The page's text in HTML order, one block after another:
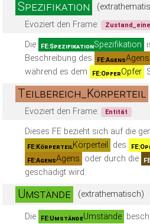
Spezifikation
Evoziert den Frame:
Die FE:SpezifikationSpezifikation
Beschreibung des
FE:AgensAgens
während es dem
FE:OpferOpfer
Teilbereich_Körperteil
Evoziert den Frame:
Entität
Dieses FE bezieht sich auf die
FE:KörperteilKörperteil des
FE:AgensAgens oder durch die
geschädigt wird.
Umstände (extrathematisch)
Die FE:UmständeUmstände